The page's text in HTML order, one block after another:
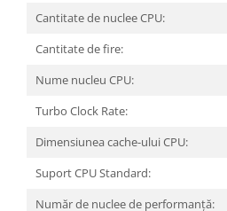
Cantitate de nuclee CPU:
Cantitate de fire:
Nume nucleu CPU:
Turbo Clock Rate:
Dimensiunea cache-ului CPU:
Suport CPU Standard:
Număr de nuclee de performanță: